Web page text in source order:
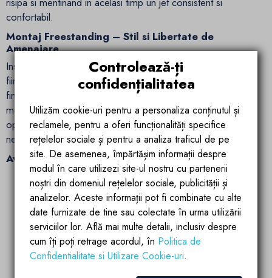
confortabil.
Montaj Freestanding – Stil si Libertate de
Amenajare
Instalarea pe podea adauga un element distinctiv baii tale,
fiind ideala pentru cazile freestanding. Designul minimalist si
finisajul negru mat se potrivesc perfect intr-un decor
modern, oferind un aspect rafinat si elegant. Aceasta
optiune de montaj permite amplasarea bateriei oriunde este
nevoie, conferind baii tale un look sofisticat si versatil.
Avantaje si Beneficii de Top
Calitate premium: Fabricata din alama durabila, cu
finisaj negru mat rezistent la zgarieturi si uzura.
Economie de apa: Perlatorul eficient optimizeaza
fluxul de apa, oferind un consum redus fara a
compromite confortul.
Dus de mana ergonomic si versatil: Furtunul de
1.5 metri si capul din ABS ofera libertate de miscare si
Controlează-ți
confidențialitatea
Utilizăm cookie-uri pentru a personaliza conținutul și
reclamele, pentru a oferi funcționalități specifice
rețelelor sociale și pentru a analiza traficul de pe
site. De asemenea, împărtășim informații despre
modul în care utilizezi site-ul nostru cu partenerii
noștri din domeniul rețelelor sociale, publicității și
analizelor. Aceste informații pot fi combinate cu alte
date furnizate de tine sau colectate în urma utilizării
serviciilor lor. Află mai multe detalii, inclusiv despre
cum îți poți retrage acordul, în Politica de
Confidentialitate si Utilizare Cookie-uri.